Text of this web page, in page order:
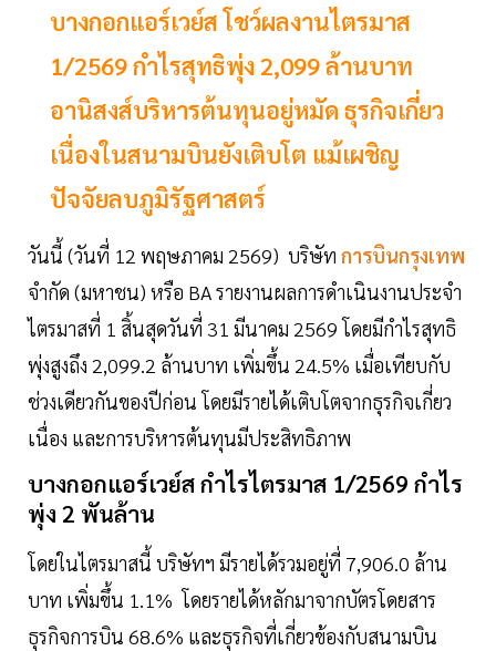
บางกอกแอร์เวย์ส โชว์ผลงานไตรมาส
1/2569 กำไรสุทธิพุ่ง 2,099 ล้านบาท
อานิสงส์บริหารต้นทุนอยู่หมัด ธุรกิจเกี่ยว
เนื่องในสนามบินยังเติบโต แม้เผชิญ
ปัจจัยลบภูมิรัฐศาสตร์
วันนี้ (วันที่ 12 พฤษภาคม 2569) บริษัท การบินกรุงเทพ
จำกัด (มหาชน) หรือ BA รายงานผลการดำเนินงานประจำ
ไตรมาสที่ 1 สิ้นสุดวันที่ 31 มีนาคม 2569 โดยมีกำไรสุทธิ
พุ่งสูงถึง 2,099.2 ล้านบาท เพิ่มขึ้น 24.5% เมื่อเทียบกับ
ช่วงเดียวกันของปีก่อน โดยมีรายได้เติบโตจากธุรกิจเกี่ยว
เนื่อง และการบริหารต้นทุนมีประสิทธิภาพ
บางกอกแอร์เวย์ส กำไรไตรมาส 1/2569 กำไร
พุ่ง 2 พันล้าน
โดยในไตรมาสนี้ บริษัทฯ มีรายได้รวมอยู่ที่ 7,906.0 ล้าน
บาท เพิ่มขึ้น 1.1% โดยรายได้หลักมาจากบัตรโดยสาร
ธุรกิจการบิน 68.6% และธุรกิจที่เกี่ยวข้องกับสนามบิน